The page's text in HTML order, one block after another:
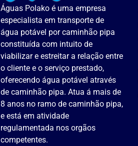
Águas Polako é uma empresa
especialista em transporte de
água potável por caminhão pipa
constituída com intuito de
viabilizar e estreitar a relação entre
o cliente e o serviço prestado,
oferecendo água potável através
de caminhão pipa. Atua á mais de
8 anos no ramo de caminhão pipa,
e está em atividade
regulamentada nos orgãos
competentes.